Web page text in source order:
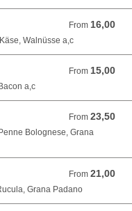
From 16,00
From 16,00 EUR
Walnüsse a,c
From 15,00
From 15,00 EUR
a,c
From 23,50
From 23,50 EUR
Bolognese, Grana
From 21,00
From 21,00 EUR
Grana Padano